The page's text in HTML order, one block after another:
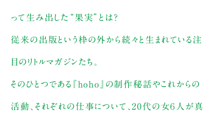
って生み出した“果実”とは？
従来の出版という枠の外から続々と生まれている注
目のリトルマガジンたち。
そのひとつである『hoho』の制作秘話やこれからの
活動、それぞれの仕事について、20代の女６人が真